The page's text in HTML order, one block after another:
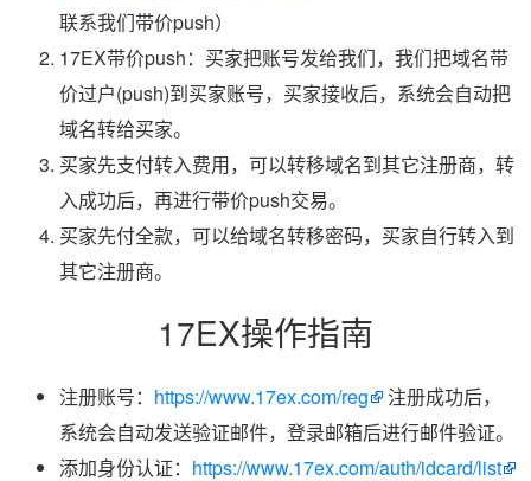
联系我们带价push）
17EX带价push：买家把账号发给我们，我们把域名带
价过户(push)到买家账号，买家接收后，系统会自动把
域名转给买家。
买家先支付转入费用，可以转移域名到其它注册商，转
入成功后，再进行带价push交易。
买家先付全款，可以给域名转移密码，买家自行转入到
其它注册商。
17EX操作指南
注册账号： https://www.17ex.com/reg
注册成功后，
系统会自动发送验证邮件，登录邮箱后进行邮件验证。
添加身份认证： https://www.17ex.com/auth/idcard/list